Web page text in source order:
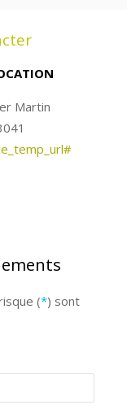
Martin
(*) sont